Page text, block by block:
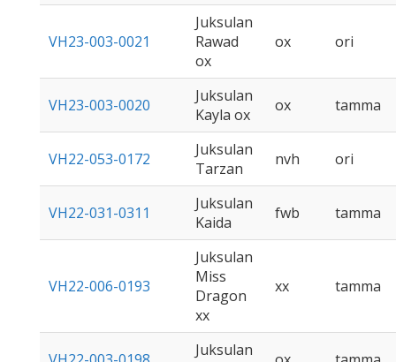
VH23-003-0021
Juksulan
Rawad
ox
ox ori
VH23-003-0020
Juksulan
Kayla ox
ox tamma
VH22-053-0172
Juksulan
Tarzan
nvh ori
VH22-031-0311
Juksulan
Kaida
fwb tamma
VH22-006-0193
Juksulan
Miss
Dragon
xx
xx tamma
Juksulan